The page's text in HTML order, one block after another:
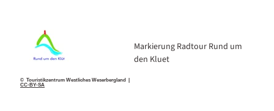
© Touristikzentrum Westliches Weserbergland |
CC-BY-SA
Markierung Radtour Rund um
den Kluet